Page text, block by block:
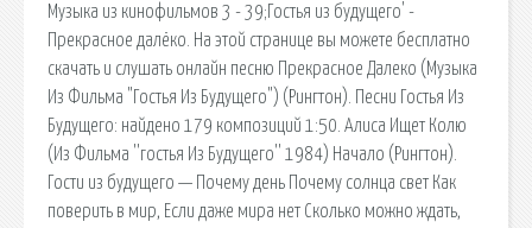
Музыка из кинофильмов 3 - 39;Гостья из будущего' -
Прекрасное далёко. На этой странице вы можете бесплатно
скачать и слушать онлайн песню Прекрасное Далеко (Музыка
Из Фильма "Гостья Из Будущего") (Рингтон). Песни Гостья Из
Будущего: найдено 179 композиций 1:50. Алиса Ищет Колю
(Из Фильма ''гостья Из Будущего'' 1984) Начало (Рингтон).
Гости из будущего — Почему день Почему солнца свет Как
поверить в мир, Если даже мира нет Сколько можно ждать,